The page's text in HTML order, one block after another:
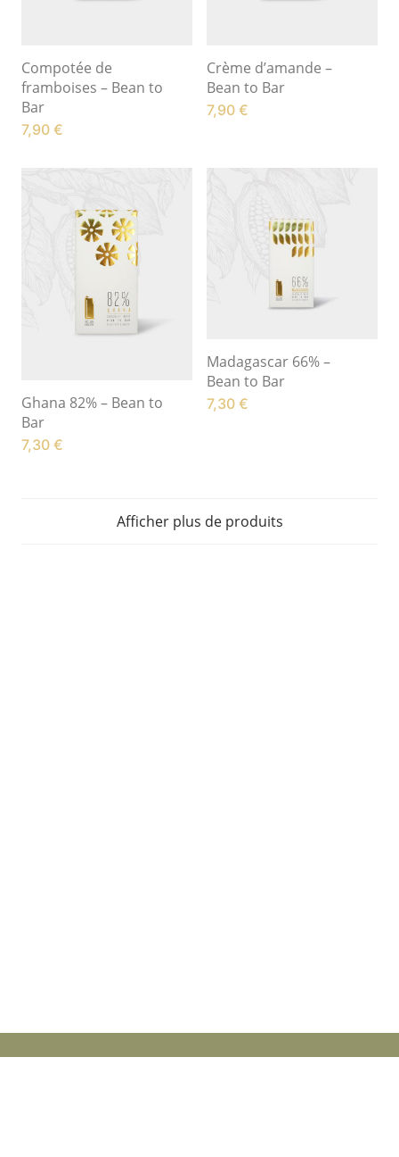
Compotée de
framboises – Bean to
Bar
7,90 €
Crème d’amande –
Bean to Bar
7,90 €
Ghana 82% – Bean to
Bar
7,30 €
Madagascar 66% –
Bean to Bar
7,30 €
Afficher plus de produits